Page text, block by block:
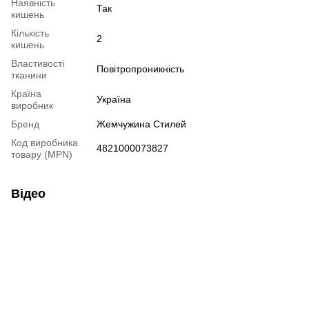
Наявність
кишень
Так
Кількість
кишень
2
Властивості
тканини
Повітропроникність
Країна
виробник
Україна
Бренд
Жемчужина Стилей
Код виробника
товару (MPN)
4821000073827
Відео